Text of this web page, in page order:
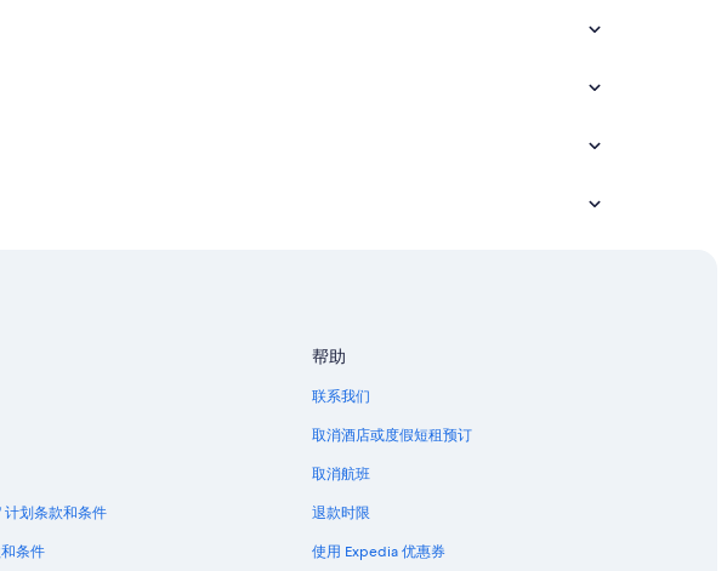
计划条款和条件
条件
帮助
联系我们
取消酒店或度假短租预订
取消航班
退款时限
使用 Expedia 优惠券